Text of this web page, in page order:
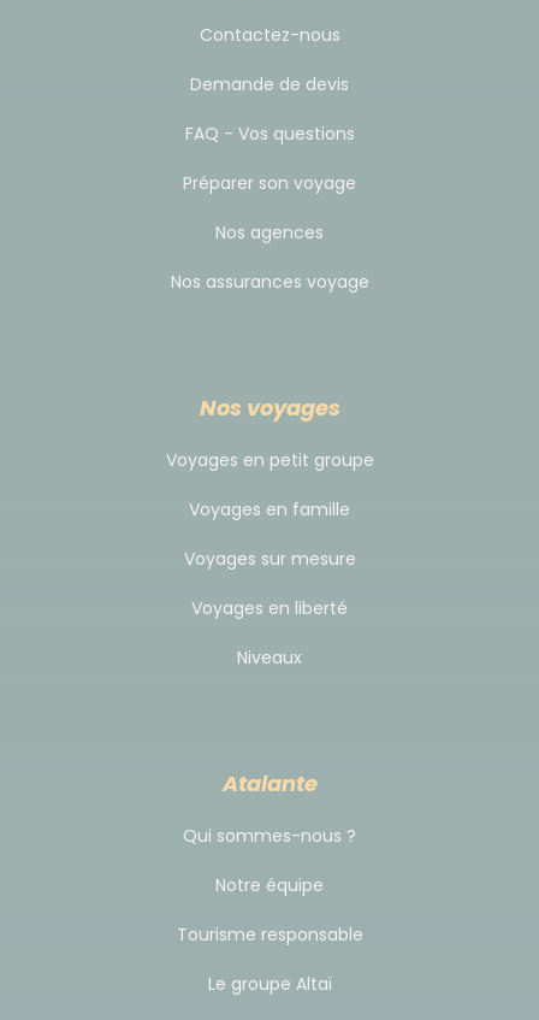
supplémentaire avec la population locale, tout en
Budget & change
est d'usage de donner un pourboire à votre guide et
à l'équipe locale. Il doit être adapté en fonction du
voyage. C'est votre geste d'appréciation par rapport
à la prestation reçue.
répartir cette somme à l'ensemble de l'équipe de
Contactez-nous
Demande de devis
FAQ - Vos questions
Préparer son voyage
Nos agences
Nos assurances voyage
Nos voyages
Voyages en petit groupe
Voyages en famille
Voyages sur mesure
Voyages en liberté
Niveaux
Atalante
Qui sommes-nous ?
Notre équipe
Tourisme responsable
Le groupe Altaï